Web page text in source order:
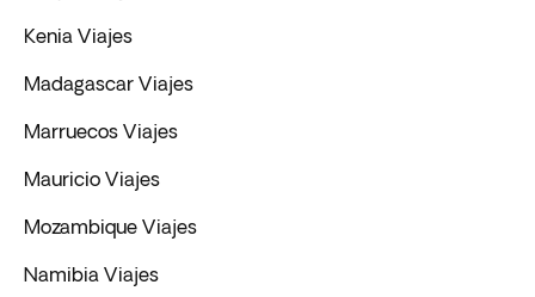
Kenia Viajes
Madagascar Viajes
Marruecos Viajes
Mauricio Viajes
Mozambique Viajes
Namibia Viajes